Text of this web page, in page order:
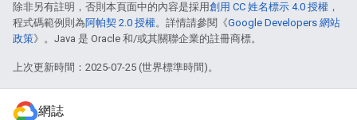
除非另有註明，否則本頁面中的內容是採用創用 CC 姓名標示 4.0 授權 ，
程式碼範例則為阿帕契 2.0 授權。詳情請參閱《Google Developers 網站
政策》。Java 是 Oracle 和/或其關聯企業的註冊商標。
上次更新時間：2025-07-25 (世界標準時間)。
網誌